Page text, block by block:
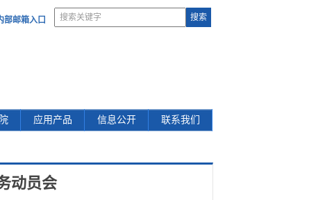
部邮箱入口
应用产品 信息公开 联系我们
动员会